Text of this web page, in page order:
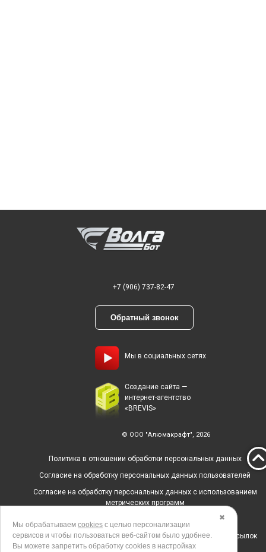
+7 (906) 737-82-47
Обратный звонок
Мы в социальных сетях
Создание сайта —
интернет-агентство
«BREVIS»
© ООО "Алюмакрафт", 2026
Политика в отношении обработки персональных данных
Согласие на обработку персональных данных пользователей
Согласие на обработку персональных данных с использованием
метрических программ
Согласие на получение рекламных и информационных рассылок
✖
Мы обрабатываем cookies с целью персонализации
сервисов и чтобы пользоваться веб-сайтом было удобнее.
Вы можете запретить обработку сookies в настройках